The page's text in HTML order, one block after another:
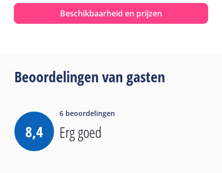
Beschikbaarheid en prijzen
Beoordelingen van gasten
8,4
6 beoordelingen
Erg goed